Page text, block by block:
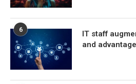
6
IT staff
and